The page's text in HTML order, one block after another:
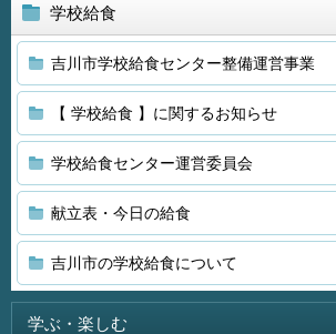
学校給食
吉川市学校給食センター整備運営事業
【 学校給食 】に関するお知らせ
学校給食センター運営委員会
献立表・今日の給食
吉川市の学校給食について
学ぶ・楽しむ